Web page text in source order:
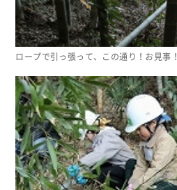
ロープで引っ張って、この通り！お見事！